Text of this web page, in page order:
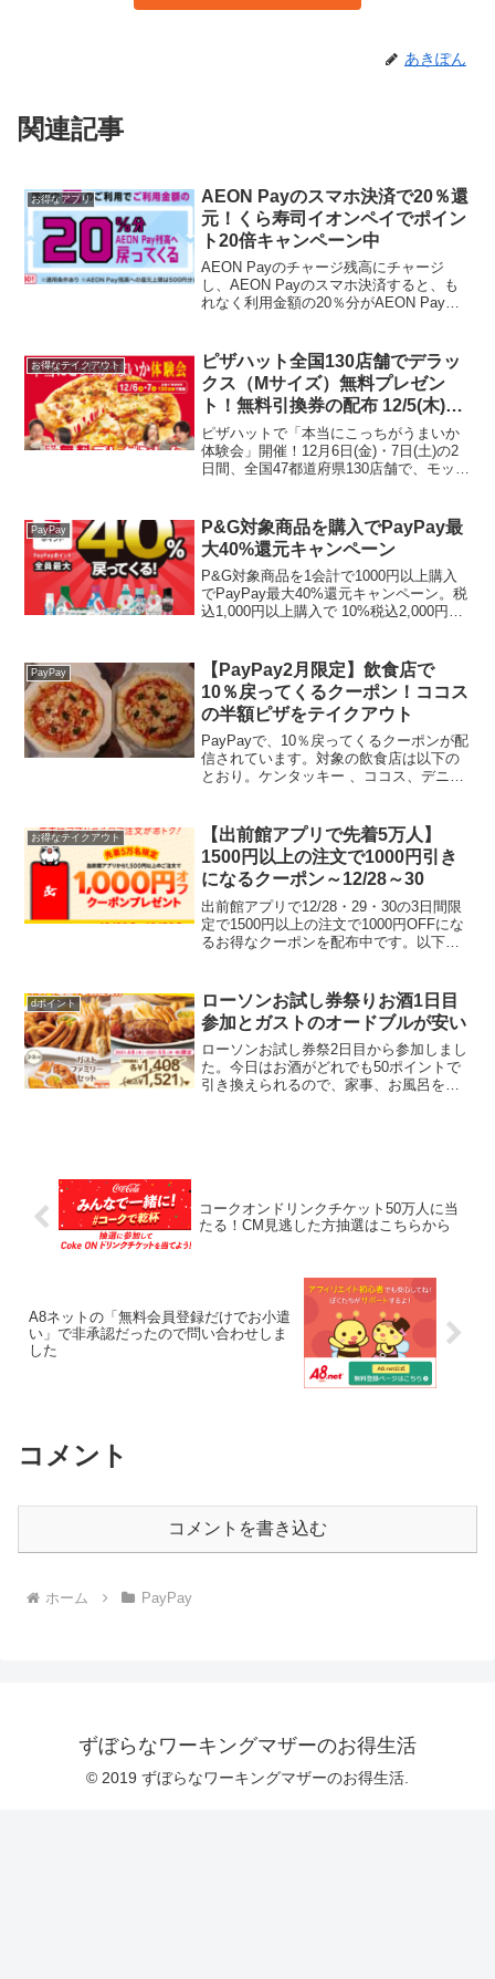
あきぽん
関連記事
お得なアプリ
AEON Payのスマホ決済で20％還
元！くら寿司イオンペイでポイン
ト20倍キャンペーン中
AEON Payのチャージ残高にチャージ
し、AEON Payのスマホ決済すると、も
れなく利用金額の20％分がAEON Pay残
ード払いでチャージが対象。AEON ...
お得なテイクアウト
ピザハット全国130店舗でデラッ
クス（Mサイズ）無料プレゼン
ト！無料引換券の配布 12/5(木)、
引換えは12/6(金)・7(土)
ピザハットで「本当にこっちがうまいか
体験会」開催！12月6日(金)・7日(土)の2
日間、全国47都道府県130店舗で、モッツ
す。実施概要１．ピザ配布日を記載し
た...
PayPay
P&G対象商品を購入でPayPay最
大40%還元キャンペーン
P&G対象商品を1会計で1000円以上購入
でPayPay最大40%還元キャンペーン。税
込1,000円以上購入で 10%税込2,000円以
上限1600ポイ...
PayPay
【PayPay2月限定】飲食店で
10％戻ってくるクーポン！ココス
の半額ピザをテイクアウト
PayPayで、10％戻ってくるクーポンが配
信されています。対象の飲食店は以下の
とおり。ケンタッキー 、ココス、デニー
画面のクーポンをタップするとセットで
きます。対象...
お得なテイクアウト
【出前館アプリで先着5万人】
1500円以上の注文で1000円引き
になるクーポン～12/28～30
出前館アプリで12/28・29・30の3日間限
定で1500円以上の注文で1000円OFFにな
るお得なクーポンを配布中です。以下の
「app2」を使用してご注文をされた方 ...
dポイント
ローソンお試し券祭りお酒1日目
参加とガストのオードブルが安い
ローソンお試し券祭2日目から参加しまし
た。今日はお酒がどれでも50ポイントで
引き換えられるので、家事、お風呂を済
コークオンドリンクチケット50万人に当
たる！CM見逃した方抽選はこちらから
A8ネットの「無料会員登録だけでお小遣
い」で非承認だったので問い合わせしま
した
コメント
コメントを書き込む
ホーム PayPay
ずぼらなワーキングマザーのお得生活
© 2019 ずぼらなワーキングマザーのお得生活.